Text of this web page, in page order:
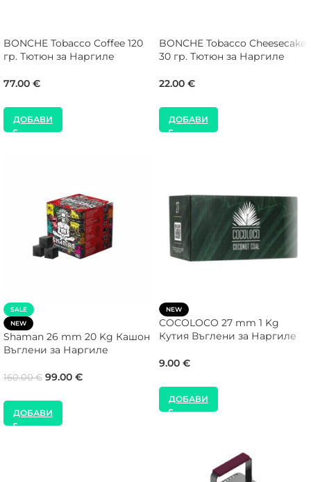
BONCHE Tobacco Coffee 120
гр. Тютюн за Наргиле
77.00 €
ДОБАВИ
BONCHE Tobacco Cheesecake
30 гр. Тютюн за Наргиле
22.00 €
ДОБАВИ
SALE
NEW
Shaman 26 mm 20 Kg Кашон
Въглени за Наргиле
160.00€ 99.00 €
ДОБАВИ
NEW
COCOLOCO 27 mm 1 Kg
Кутия Въглени за Наргиле
9.00 €
ДОБАВИ